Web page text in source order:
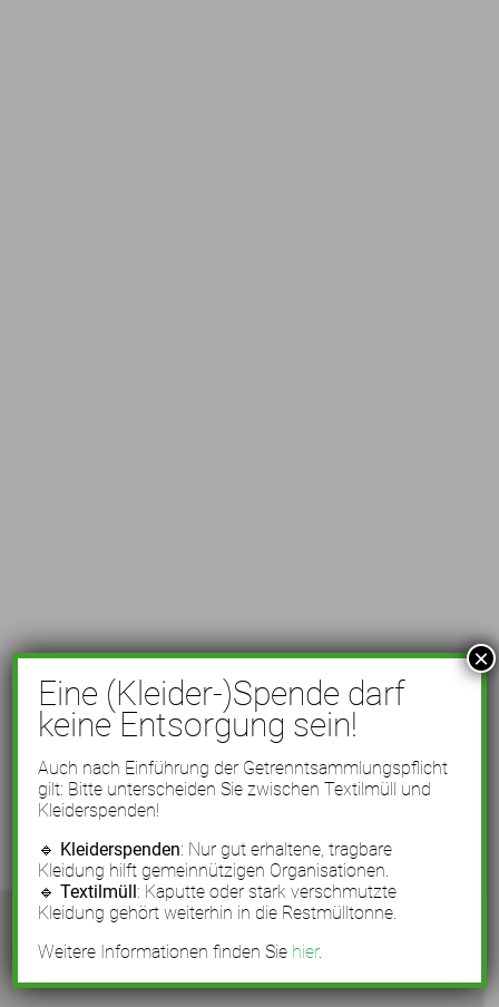
Eine (Kleider-)Spende darf
keine Entsorgung sein!
Auch nach Einführung der Getrenntsammlungspflicht
gilt: Bitte unterscheiden Sie zwischen Textilmüll und
Kleiderspenden!
🔹 Kleiderspenden: Nur gut erhaltene, tragbare
Kleidung hilft gemeinnützigen Organisationen.
🔹Textilmüll: Kaputte oder stark verschmutzte
Kleidung gehört weiterhin in die Restmülltonne.
Weitere Informationen finden Sie hier.
×